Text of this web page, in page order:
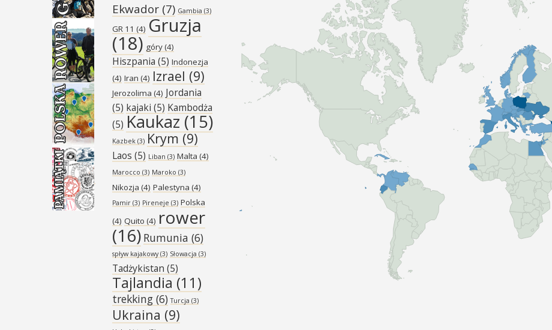
Ekwador (7) Gambia (3)
GR 11 (4) Gruzja
(18) góry(4)
Hiszpania (5) Indonezja
(4) Iran (4) Izrael (9)
Jerozolima (4) Jordania
(5) kajaki (5) Kambodża
(5) Kaukaz(15)
Kazbek (3) Krym(9)
Laos (5) Liban (3) Malta (4)
Marocco (3) Maroko (3)
Nikozja (4) Palestyna (4)
Pamir (3) Pireneje (3) Polska
(4) Quito (4) rower
(16) Rumunia (6)
spływ kajakowy(3) Słowacja (3)
Tadżykistan (5)
Tajlandia (11)
trekking (6) Turcja (3)
Ukraina (9)